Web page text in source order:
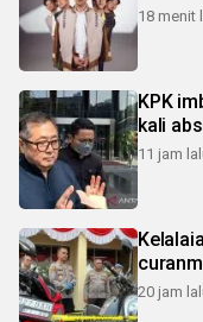
18 menit
KPK
kali
11 jam
20 jam